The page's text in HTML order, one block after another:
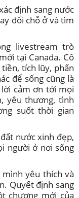
định sang nước
đổi chỗ ở và tìm
livestream trò
tại Canada. Cô
tích lũy, phấn
để sống cũng là
cảm ơn tới mọi
yêu thương, tình
suốt thời gian
nước xinh đẹp,
người ở nơi sống
mình yêu thích và
Quyết định sang
chương mới của